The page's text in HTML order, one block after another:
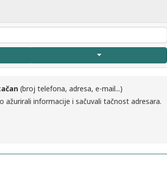
(broj telefona, adresa, e-mail...)
ažurirali informacije i sačuvali tačnost adresara.